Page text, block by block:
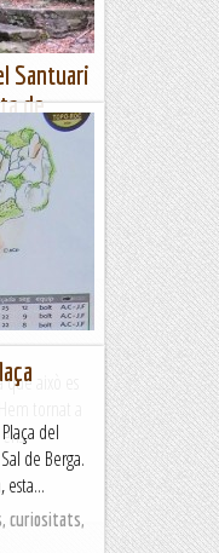
Santuari
de
Set del
5
això es
tornat a
del
de Berga.
curiositats,